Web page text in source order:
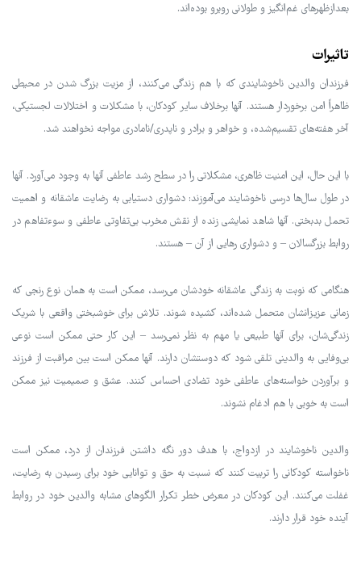
بعدازظهرهای غم‌انگیز و طولانی روبرو بوده‌اند.
تاثیرات
فرزندان والدین ناخوشایندی که با هم زندگی می‌کنند، از مزیت بزرگ شدن در محیطی
ظاهراً امن برخوردار هستند. آنها برخلاف سایر کودکان، با مشکلات و اختلالات لجستیکی،
آخر هفته‌های تقسیم‌شده، و خواهر و برادر و ناپدری/نامادری مواجه نخواهند شد.
با این حال، این امنیت ظاهری، مشکلاتی را در سطح رشد عاطفی آنها به وجود می‌آورد. آنها
در طول سال‌ها درسی ناخوشایند می‌آموزند: دشواری دستیابی به رضایت عاشقانه و اهمیت
تحمل بدبختی. آنها شاهد نمایشی زنده از نقش مخرب بی‌تفاوتی عاطفی و سوءتفاهم در
روابط بزرگسالان – و دشواری رهایی از آن – هستند.
هنگامی که نوبت به زندگی عاشقانه خودشان می‌رسد، ممکن است به همان نوع رنجی که
زمانی عزیزانشان متحمل شده‌اند، کشیده شوند. تلاش برای خوشبختی واقعی با شریک
زندگی‌شان، برای آنها طبیعی یا مهم به نظر نمی‌رسد – این کار حتی ممکن است نوعی
بی‌وفایی به والدینی تلقی شود که دوستشان دارند. آنها ممکن است بین مراقبت از فرزند
و برآوردن خواسته‌های عاطفی خود تضادی احساس کنند. عشق و صمیمیت نیز ممکن
است به خوبی با هم ادغام نشوند.
والدین ناخوشایند در ازدواج، با هدف دور نگه داشتن فرزندان از درد، ممکن است
ناخواسته کودکانی را تربیت کنند که نسبت به حق و توانایی خود برای رسیدن به رضایت،
غفلت می‌کنند. این کودکان در معرض خطر تکرار الگوهای مشابه والدین خود در روابط
آینده خود قرار دارند.